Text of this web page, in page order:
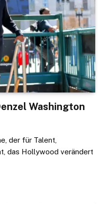
Washington
der für Talent,
das Hollywood verändert